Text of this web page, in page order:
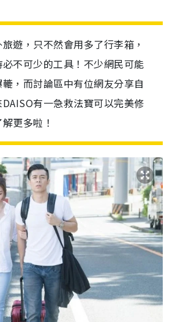
遊，只不然會用多了行李箱，
不可少的工具！不少網民可能
，而討論區中有位網友分享自
有一急救法寶可以完美修
更多啦！